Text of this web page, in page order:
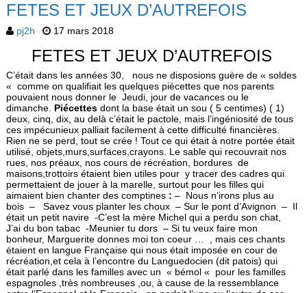
FETES ET JEUX D’AUTREFOIS
pj2h 17 mars 2018
FETES ET JEUX D’AUTREFOIS
C’était dans les années 30, nous ne disposions guère de « soldes
« comme on qualifiait les quelques piécettes que nos parents
pouvaient nous donner le Jeudi, jour de vacances ou le
dimanche. Piécettesdont la base était un sou ( 5 centimes) ( 1)
deux, cinq, dix, au delà c’était le pactole, mais l’ingéniosité de tous
ces impécunieux palliait facilement à cette difficulté financières.
Rien ne se perd, tout se crée ! Tout ce qui était à notre portée était
utilisé, objets,murs,surfaces,crayons. Le sable qui recouvrait nos
rues, nos préaux, nos cours de récréation, bordures de
maisons,trottoirs étaient bien utiles pour y tracer des cadres qui
permettaient de jouer à la marelle, surtout pour les filles qui
aimaient bien chanter des comptines : – Nous n’irons plus au
bois – Savez vous planter les choux – Sur le pont d’Avignon – Il
était un petit navire -C’est la mère Michel qui a perdu son chat,
J’ai du bon tabac -Meunier tu dors – Si tu veux faire mon
bonheur, Marguerite donnes moi ton coeur … , mais ces chants
étaient en langue Française qui nous était imposée en cour de
récréation,et cela à l’encontre du Languedocien (dit patois) qui
était parlé dans les familles avec un « bémol « pour les familles
espagnoles ,très nombreuses ,ou, à cause de la ressemblance